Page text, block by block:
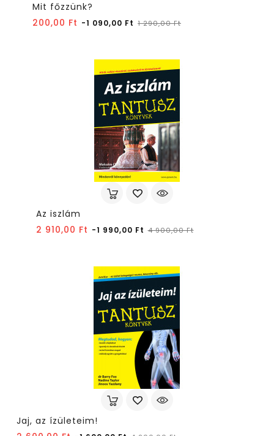
Mit főzzünk?
200,00 Ft Normál
-1 090,00 Ft 1 290,00 FtÁr
Az iszlám
2 910,00 Ft Normál
-1 990,00 Ft 4 900,00 FtÁr
Jaj, az ízületeim!